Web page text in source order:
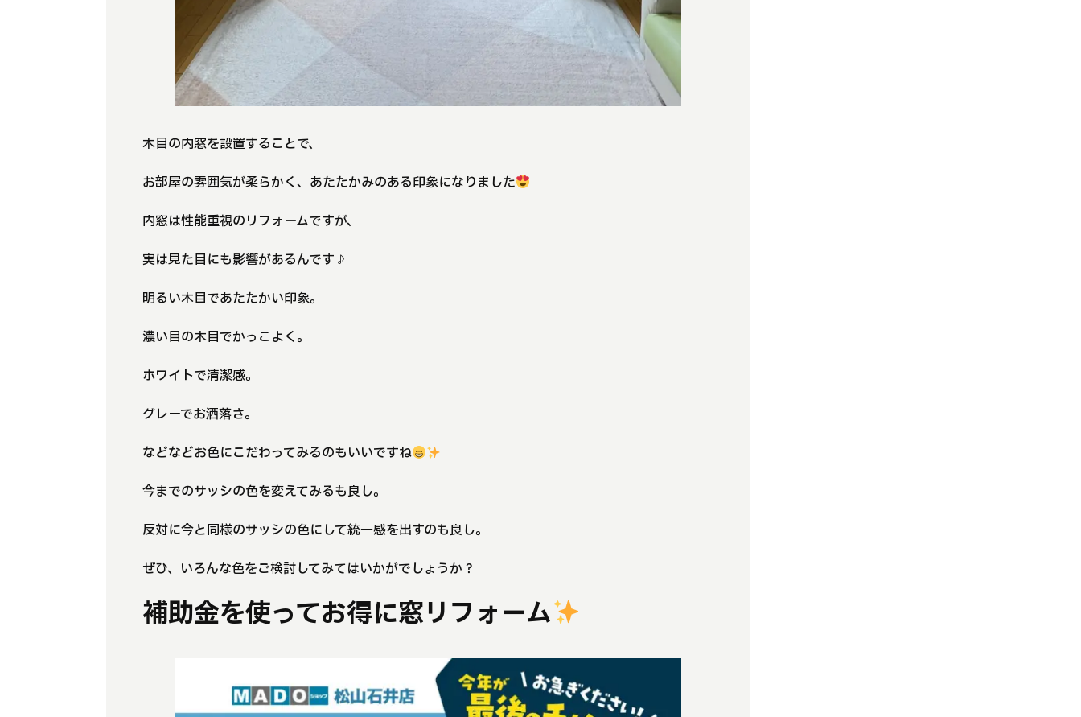
木目の内窓を設置することで、
お部屋の雰囲気が柔らかく、あたたかみのある印象になりました
内窓は性能重視のリフォームですが、
実は見た目にも影響があるんです♪
明るい木目であたたかい印象。
濃い目の木目でかっこよく。
ホワイトで清潔感。
グレーでお洒落さ。
などなどお色にこだわってみるのもいいですね
今までのサッシの色を変えてみるも良し。
反対に今と同様のサッシの色にして統一感を出すのも良し。
ぜひ、いろんな色をご検討してみてはいかがでしょうか？
補助金を使ってお得に窓リフォーム